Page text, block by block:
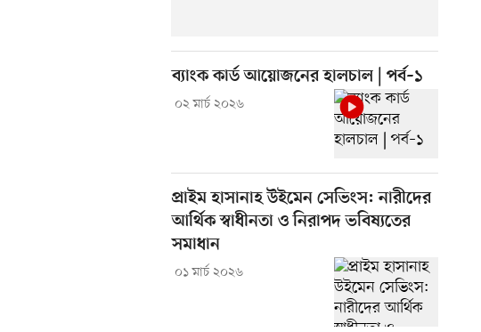
ব্যাংক কার্ড আয়োজনের হালচাল | পর্ব–১
০২ মার্চ ২০২৬
প্রাইম হাসানাহ উইমেন সেভিংস: নারীদের
আর্থিক স্বাধীনতা ও নিরাপদ ভবিষ্যতের
সমাধান
০১ মার্চ ২০২৬